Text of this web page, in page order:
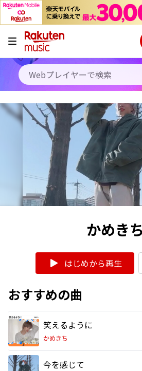
キャンペーン
料金プラン
使い方
初回30日間無料お試し
かめきち
はじめから再生
おすすめの曲
笑えるように
かめきち
今を感じて